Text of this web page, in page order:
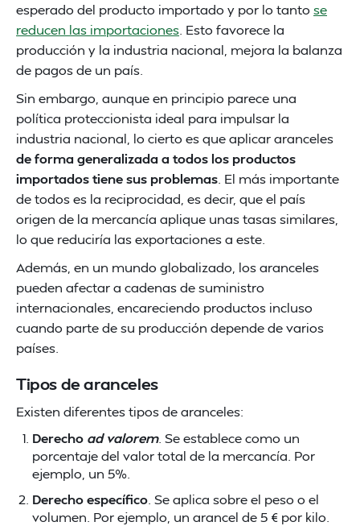
esperado del producto importado y por lo tanto se
reducen las importaciones . Esto favorece la
producción y la industria nacional, mejora la balanza
de pagos de un país.
Sin embargo, aunque en principio parece una
política proteccionista ideal para impulsar la
industria nacional, lo cierto es que aplicar aranceles
de forma generalizada a todos los productos
importados tiene sus problemas . El más importante
de todos es la reciprocidad, es decir, que el país
origen de la mercancía aplique unas tasas similares,
lo que reduciría las exportaciones a este.
Además, en un mundo globalizado, los aranceles
pueden afectar a cadenas de suministro
internacionales, encareciendo productos incluso
cuando parte de su producción depende de varios
países.
Tipos de aranceles
Existen diferentes tipos de aranceles:
Derecho ad valorem. Se establece como un
porcentaje del valor total de la mercancía. Por
ejemplo, un 5%.
Derecho específico . Se aplica sobre el peso o el
volumen. Por ejemplo, un arancel de 5 € por kilo.